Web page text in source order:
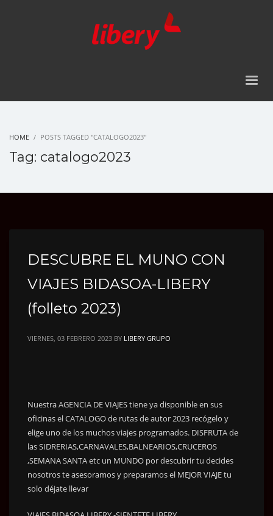
HOME POSTS TAGGED "CATALOGO2023"
Tag: catalogo2023
DESCUBRE EL MUNO CON
VIAJES BIDASOA-LIBERY
(folleto 2023)
VIERNES, 03 FEBRERO 2023 BY LIBERY GRUPO
Nuestra AGENCIA DE VIAJES tiene ya disponible en sus
oficinas el CATALOGO de rutas de autor 2023 recógelo y
elige uno de los muchos viajes programados. DISFRUTA de
las SIDRERIAS,CARNAVALES,BALNEARIOS,CRUCEROS
,SEMANA SANTA etc un MUNDO por descubrir tu decides
nosotros te asesoramos y preparamos el MEJOR VIAJE tu
solo déjate llevar